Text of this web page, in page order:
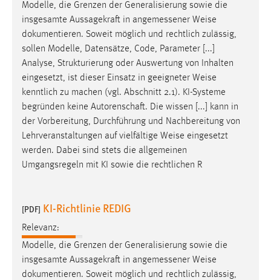
Modelle, die Grenzen der Generalisierung sowie die
insgesamte Aussagekraft in angemessener Weise
dokumentieren. Soweit möglich und rechtlich zulässig,
sollen Modelle, Datensätze, Code, Parameter [...]
Analyse, Strukturierung oder Auswertung von Inhalten
eingesetzt, ist dieser Einsatz in geeigneter Weise
kenntlich zu machen (vgl. Abschnitt 2.1). KI-Systeme
begründen keine Autorenschaft. Die wissen [...] kann in
der Vorbereitung, Durchführung und Nachbereitung von
Lehrveranstaltungen auf vielfältige Weise eingesetzt
werden. Dabei sind stets die allgemeinen
Umgangsregeln mit KI sowie die rechtlichen R
[PDF] KI-Richtlinie REDIG
Relevanz:
Modelle, die Grenzen der Generalisierung sowie die
insgesamte Aussagekraft in angemessener Weise
dokumentieren. Soweit möglich und rechtlich zulässig,